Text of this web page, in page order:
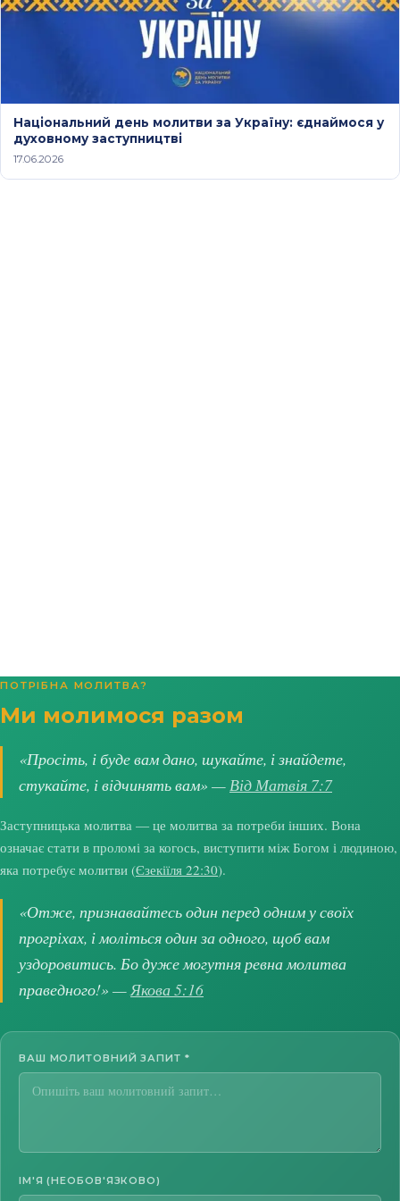
Національний день молитви за Україну: єднаймося у
духовному заступництві
17.06.2026
ПОТРІБНА МОЛИТВА?
Ми молимося разом
«Просіть, і буде вам дано, шукайте, і знайдете,
стукайте, і відчинять вам» —Від Матвія 7:7
Заступницька молитва — це молитва за потреби інших. Вона
означає стати в проломі за когось, виступити між Богом і людиною,
яка потребує молитви (Єзекіїля 22:30).
«Отже, признавайтесь один перед одним у своїх
прогріхах, і моліться один за одного, щоб вам
уздоровитись. Бо дуже могутня ревна молитва
праведного!» —Якова 5:16
ВАШ МОЛИТОВНИЙ ЗАПИТ *
ІМ'Я (НЕОБОВ'ЯЗКОВО)